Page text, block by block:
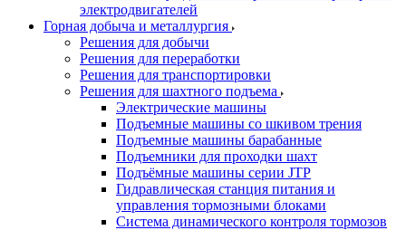
электродвигателей
Горная добыча и металлургия
Решения для добычи
Решения для переработки
Решения для транспортировки
Решения для шахтного подъема
Электрические машины
Подъемные машины со шкивом трения
Подъемные машины барабанные
Подъемники для проходки шахт
Подъёмные машины серии JTP
Гидравлическая станция питания и
управления тормозными блоками
Система динамического контроля тормозов